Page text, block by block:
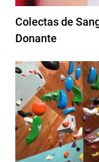
Colectas de
Donante